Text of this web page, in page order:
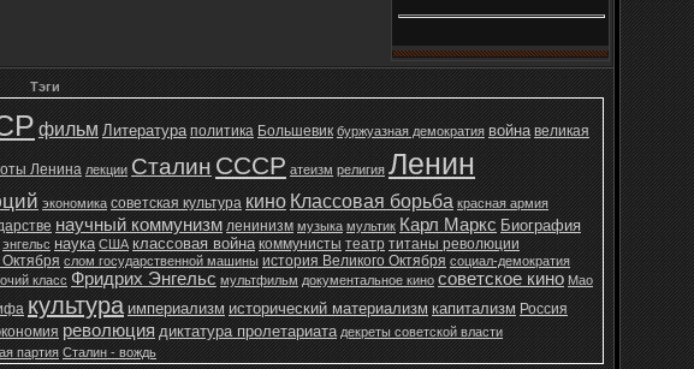
Тэги
фильм Литература политика Большевик буржуазная демократия война великая
Ленина лекции СталинСССР атеизм религия Ленин
экономика советская культура киноКлассовая борьба красная армия
научный коммунизм ленинизм музыка мультик Карл Маркс Биография
энгельс наука США классовая война коммунисты театр титаны революции
слом государственной машины история Великого Октября социал-демократия
класс Фридрих Энгельс мультфильм документальное кино советское кино Мао
культура империализм исторический материализм капитализм Россия
революция диктатура пролетариата декреты советской власти
партия Сталин - вождь